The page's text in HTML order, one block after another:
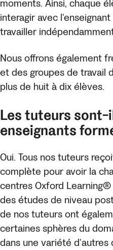
moments. Ainsi, chaque
interagir avec
travailler
Nous offrons également
et des groupes de travail
plus de huit à dix élèves.
Les tuteurs sont-
enseignants
Oui. Tous nos tuteurs
complète pour avoir la
centres Oxford
des études de niveau
de nos tuteurs ont
certaines sphères du
dans une variété d’autres